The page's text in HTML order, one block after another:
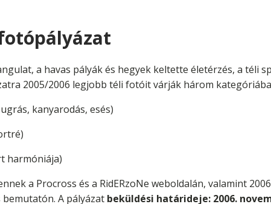
a havas pályák és hegyek keltette életérzés, a téli
2005/2006 legjobb téli fotóit várják három
kanyarodás, esés)
harmóniája)
a Procross és a RidERzoNe weboldalán, valamint
A pályázat beküldési határideje: 2006.